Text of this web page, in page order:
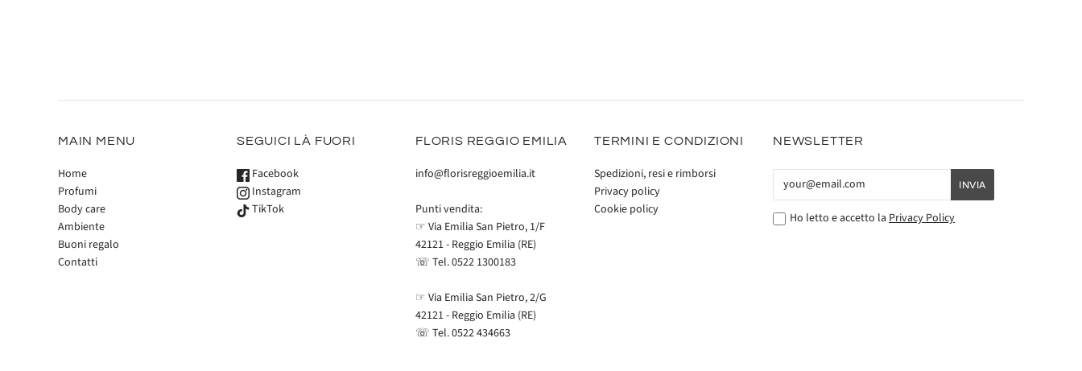
MAIN MENU
Home
Profumi
Body care
Ambiente
Buoni regalo
Contatti
SEGUICI LÀ FUORI
Facebook
Instagram
TikTok
FLORIS REGGIO EMILIA
info@florisreggioemilia.it
Punti vendita:
☞ Via Emilia San Pietro, 1/F
42121 - Reggio Emilia (RE)
☏ Tel.0522 1300183
☞ Via Emilia San Pietro, 2/G
42121 - Reggio Emilia (RE)
☏ Tel.0522 434663
TERMINI E CONDIZIONI
Spedizioni, resi e rimborsi
Privacy policy
Cookie policy
NEWSLETTER
Ho letto e accetto la Privacy Policy